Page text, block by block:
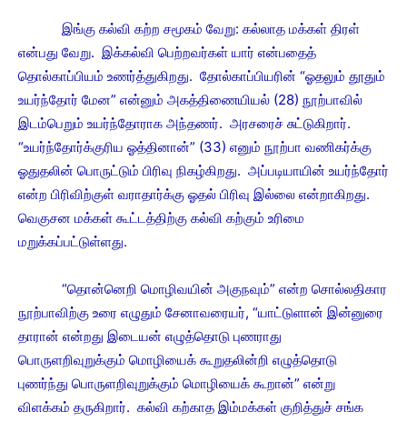
இங்கு கல்வி கற்ற சமூகம் வேறு: கல்லாத மக்கள் திரள்
என்பது வேறு. இக்கல்வி பெற்றவர்கள் யார் என்பதைத்
தொல்காப்பியம் உணர்த்துகிறது. தோல்காப்பியரின் “ஓதலும் தூதும்
உயர்ந்தோர் மேன” என்னும் அகத்திணையியல் (28) நூற்பாவில்
இடம்பெறும் உயர்ந்தோராக அந்தணர். அரசரைச் சுட்டுகிறார்.
“உயர்ந்தோர்க்குரிய ஓத்தினான்” (33) எனும் நூற்பா வணிகர்க்கு
ஓதுதலின் பொருட்டும் பிரிவு நிகழ்கிறது. அப்படியாயின் உயர்ந்தோர்
என்ற பிரிவிற்குள் வராதார்க்கு ஓதல் பிரிவு இல்லை என்றாகிறது.
வெகுசன மக்கள் கூட்டத்திற்கு கல்வி கற்கும் உரிமை
மறுக்கப்பட்டுள்ளது.
“தொன்னெறி மொழிவயின் அகுநவும்” என்ற சொல்லதிகார
நூற்பாவிற்கு உரை எழுதும் சேனாவரையர், “யாட்டுளான் இன்னுரை
தாரான் என்றது இடையன் எழுத்தொடு புணராது
பொருளறிவுறுக்கும் மொழியைக் கூறுதலின்றி எழுத்தொடு
புணர்ந்து பொருளறிவுறுக்கும் மொழியைக் கூறான்” என்று
விளக்கம் தருகிறார். கல்வி கற்காத இம்மக்கள் குறித்துச் சங்க